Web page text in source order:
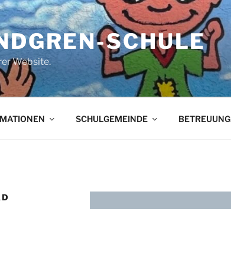
SCHULE
Website.
SCHULGEMEINDE BETREUUNG